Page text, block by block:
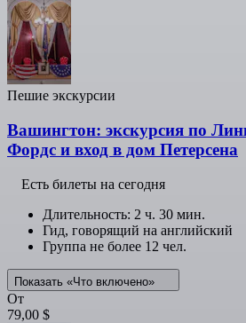
Пешие экскурсии
Вашингтон: экскурсия по
Фордс и вход в дом Петерсена
Есть билеты на сегодня
Длительность: 2 ч. 30 мин.
Гид, говорящий на английский
Группа не более 12 чел.
Показать «Что включено»
От
79,00 $